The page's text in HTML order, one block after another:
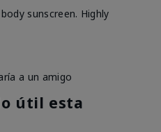
sunscreen. Highly
a un amigo
útil esta